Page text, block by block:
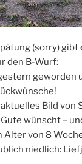
(sorry) gibt
den B-Wurf:
geworden
Bild von
wünscht –
Alter von 8
niedlich: